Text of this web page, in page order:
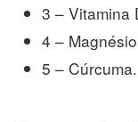
3 – Vitamina
4 –
5 – Cúrcuma.